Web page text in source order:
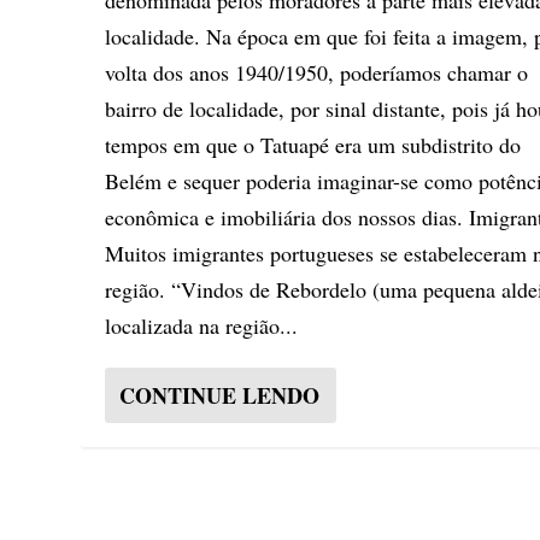
localidade. Na época em que foi feita a imagem,
volta dos anos 1940/1950, poderíamos chamar o
bairro de localidade, por sinal distante, pois já
tempos em que o Tatuapé era um subdistrito do
Belém e sequer poderia imaginar-se como
econômica e imobiliária dos nossos dias.
Muitos imigrantes portugueses se estabeleceram
região. “Vindos de Rebordelo (uma pequena
localizada na região...
CONTINUE LENDO